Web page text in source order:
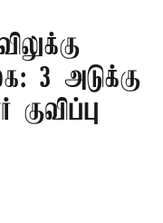
3 அடுக்கு